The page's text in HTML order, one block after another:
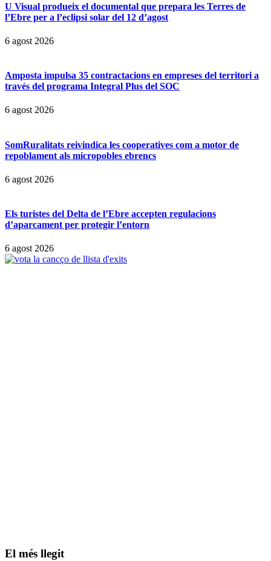
U Visual produeix el documental que prepara les Terres de
l’Ebre per a l’eclipsi solar del 12 d’agost
6 agost 2026
Amposta impulsa 35 contractacions en empreses del territori a
través del programa Integral Plus del SOC
6 agost 2026
SomRuralitats reivindica les cooperatives com a motor de
repoblament als micropobles ebrencs
6 agost 2026
Els turistes del Delta de l’Ebre accepten regulacions
d’aparcament per protegir l’entorn
6 agost 2026
El més llegit